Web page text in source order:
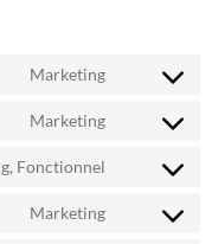
Marketing
Marketing
Fonctionnel
Marketing